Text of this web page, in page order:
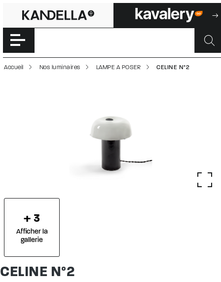
CELINE N°2 |
Accéder directement au contenu de la page
Accueil Nos luminaires LAMPE A POSER CELINE N°2
+ 3
Afficher la
gallerie
CELINE N°2